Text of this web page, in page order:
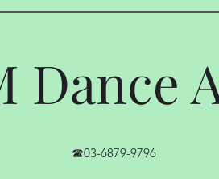
Dance
☎03-6879-9796